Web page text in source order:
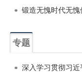
专题
深入学习贯彻习近